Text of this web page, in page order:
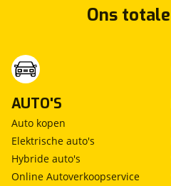
Ons
AUTO'S
Auto kopen
Elektrische auto's
Hybride auto's
Online Autoverkoopservice